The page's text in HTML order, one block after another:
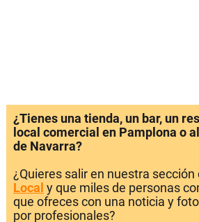
¿Tienes una tienda, un bar, un
local comercial en Pamplona o
de Navarra?
¿Quieres salir en nuestra sección
Local y que miles de personas
que ofreces con una noticia y
por profesionales?